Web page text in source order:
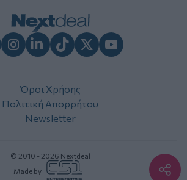
Όροι Χρήσης
Πολιτική Απορρήτου
Newsletter
© 2010 - 2026 Nextdeal
Made by